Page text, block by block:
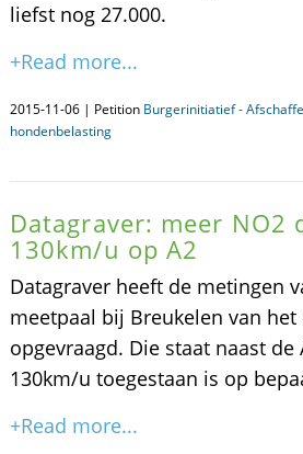
liefst nog 27.000.
+Read more...
2015-11-06 | Petition Burgerinitiatief -
hondenbelasting
Datagraver: meer NO2
130km/u op A2
Datagraver heeft de metingen
meetpaal bij Breukelen van het
opgevraagd. Die staat naast de
130km/u toegestaan is op
+Read more...